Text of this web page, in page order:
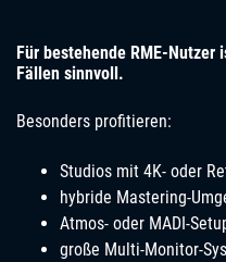
Für bestehende RME-
Fällen sinnvoll.
Besonders profitieren:
Studios mit 4K- oder
hybride Mastering-
Atmos- oder MADI-
große Multi-Monitor-